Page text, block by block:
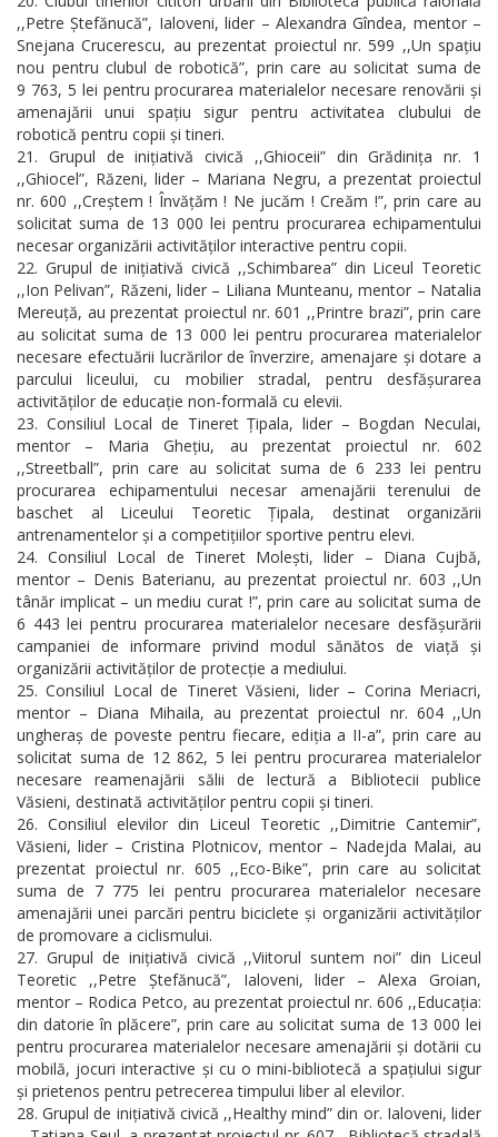
,,Petre Ștefănucă”, Ialoveni, lider – Alexandra Gîndea, mentor –
Snejana Crucerescu, au prezentat proiectul nr. 599 ,,Un spațiu
nou pentru clubul de robotică”, prin care au solicitat suma de
9 763, 5 lei pentru procurarea materialelor necesare renovării și
amenajării unui spațiu sigur pentru activitatea clubului de
robotică pentru copii și tineri.
Grupul de inițiativă civică ,,Ghioceii” din Grădinița nr. 1
,,Ghiocel”, Răzeni, lider – Mariana Negru, a prezentat proiectul
nr. 600 ,,Creștem ! Învățăm ! Ne jucăm ! Creăm !”, prin care au
solicitat suma de 13 000 lei pentru procurarea echipamentului
necesar organizării activităților interactive pentru copii.
Grupul de inițiativă civică ,,Schimbarea” din Liceul Teoretic
,,Ion Pelivan”, Răzeni, lider – Liliana Munteanu, mentor – Natalia
Mereuță, au prezentat proiectul nr. 601 ,,Printre brazi”, prin care
au solicitat suma de 13 000 lei pentru procurarea materialelor
necesare efectuării lucrărilor de înverzire, amenajare și dotare a
parcului liceului, cu mobilier stradal, pentru desfășurarea
activităților de educație non-formală cu elevii.
Consiliul Local de Tineret Țipala, lider – Bogdan Neculai,
mentor – Maria Ghețiu, au prezentat proiectul nr. 602
,,Streetball”, prin care au solicitat suma de 6 233 lei pentru
procurarea echipamentului necesar amenajării terenului de
baschet al Liceului Teoretic Țipala, destinat organizării
antrenamentelor și a competițiilor sportive pentru elevi.
Consiliul Local de Tineret Molești, lider – Diana Cujbă,
mentor – Denis Baterianu, au prezentat proiectul nr. 603 ,,Un
tânăr implicat – un mediu curat !”, prin care au solicitat suma de
6 443 lei pentru procurarea materialelor necesare desfășurării
campaniei de informare privind modul sănătos de viață și
organizării activităților de protecție a mediului.
Consiliul Local de Tineret Văsieni, lider – Corina Meriacri,
mentor – Diana Mihaila, au prezentat proiectul nr. 604 ,,Un
ungheraș de poveste pentru fiecare, ediția a II-a”, prin care au
solicitat suma de 12 862, 5 lei pentru procurarea materialelor
necesare reamenajării sălii de lectură a Bibliotecii publice
Văsieni, destinată activităților pentru copii și tineri.
Consiliul elevilor din Liceul Teoretic ,,Dimitrie Cantemir”,
Văsieni, lider – Cristina Plotnicov, mentor – Nadejda Malai, au
prezentat proiectul nr. 605 ,,Eco-Bike”, prin care au solicitat
suma de 7 775 lei pentru procurarea materialelor necesare
amenajării unei parcări pentru biciclete și organizării activităților
de promovare a ciclismului.
Grupul de inițiativă civică ,,Viitorul suntem noi” din Liceul
Teoretic ,,Petre Ștefănucă”, Ialoveni, lider – Alexa Groian,
mentor – Rodica Petco, au prezentat proiectul nr. 606 ,,Educația:
din datorie în plăcere”, prin care au solicitat suma de 13 000 lei
pentru procurarea materialelor necesare amenajării și dotării cu
mobilă, jocuri interactive și cu o mini-bibliotecă a spațiului sigur
și prietenos pentru petrecerea timpului liber al elevilor.
Grupul de inițiativă civică ,,Healthy mind” din or. Ialoveni, lider